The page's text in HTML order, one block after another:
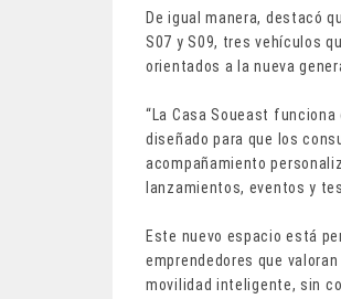
De igual manera, destacó
S07 y S09, tres vehículos
orientados a la nueva
“La Casa Soueast
diseñado para que los
acompañamiento
lanzamientos, eventos y
Este nuevo espacio está
emprendedores que
movilidad inteligente, sin